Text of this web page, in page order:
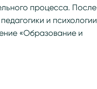
процесса. После
и психологии
«Образование и